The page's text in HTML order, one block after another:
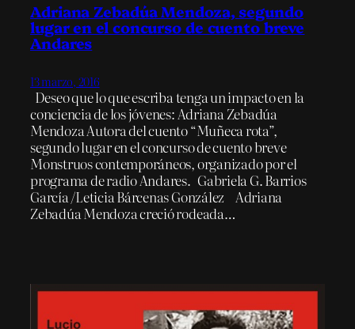
Adriana Zebadúa Mendoza, segundo
lugar en el concurso de cuento breve
Andares
13 marzo, 2016
Deseo que lo que escriba tenga un impacto en la
conciencia de los jóvenes: Adriana Zebadúa
Mendoza Autora del cuento “Muñeca rota”,
segundo lugar en el concurso de cuento breve
Monstruos contemporáneos, organizado por el
programa de radio Andares. Gabriela G. Barrios
García /Leticia Bárcenas González Adriana
Zebadúa Mendoza creció rodeada…